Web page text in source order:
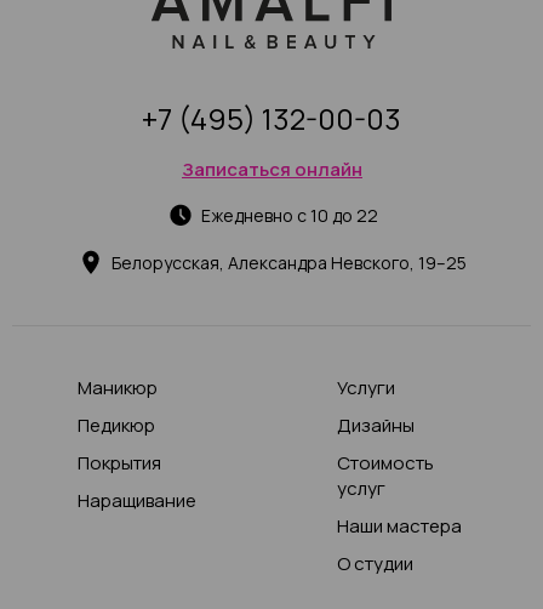
Белорусская, Александра Невского, 19–25
Ежедневно с 10 до 22
Записаться онлайн
+7 (495) 132-00-03
Маникюр
Педикюр
Покрытия
Наращивание
Услуги
Дизайны
Стоимость
услуг
Наши мастера
О студии